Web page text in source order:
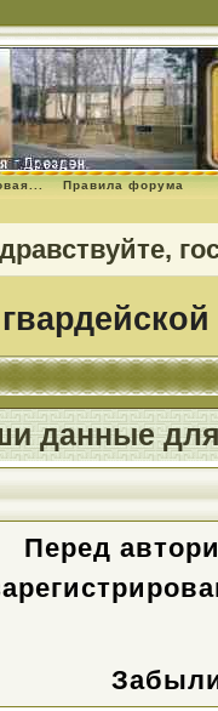
Правила форума
данные
Перед